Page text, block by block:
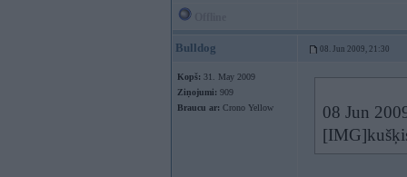
Bulldog 08. Jun 2009, 21:30
Kopš: 31. May 2009
Ziņojumi: 909
Braucu ar: Crono Yellow
08 Jun